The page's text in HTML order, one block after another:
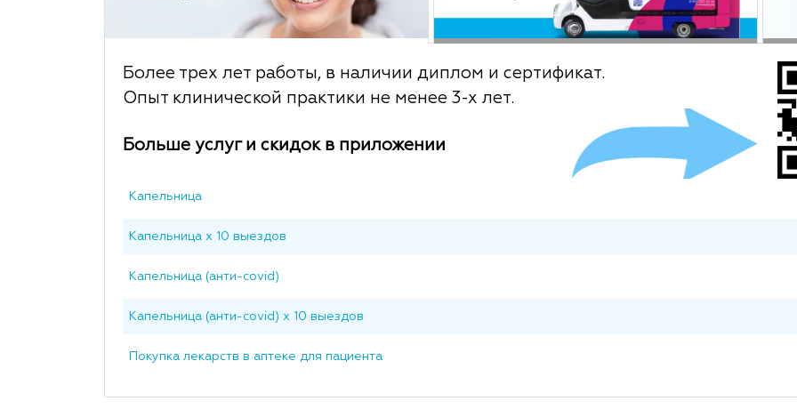
Более трех лет работы, в наличии диплом и сертификат.
Опыт клинической практики не менее 3-х лет.
Больше услуг и скидок в приложении
Капельница
Капельница x 10 выездов
Капельница (анти-covid)
Капельница (анти-covid) x 10 выездов
Покупка лекарств в аптеке для пациента